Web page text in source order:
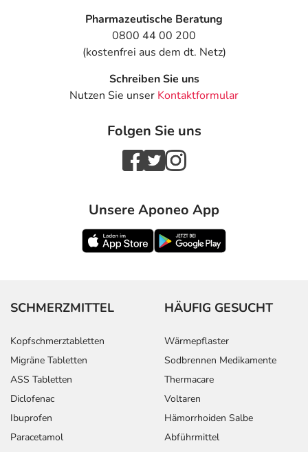
Pharmazeutische Beratung
0800 44 00 200
(kostenfrei aus dem dt. Netz)
Schreiben Sie uns
Nutzen Sie unser Kontaktformular
Folgen Sie uns
Unsere Aponeo App
SCHMERZMITTEL
Kopfschmerztabletten
Migräne Tabletten
ASS Tabletten
Diclofenac
Ibuprofen
Paracetamol
HÄUFIG GESUCHT
Wärmepflaster
Sodbrennen Medikamente
Thermacare
Voltaren
Hämorrhoiden Salbe
Abführmittel